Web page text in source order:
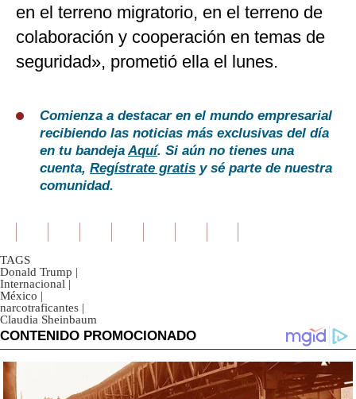
en el terreno migratorio, en el terreno de
colaboración y cooperación en temas de
seguridad», prometió ella el lunes.
Comienza a destacar en el mundo empresarial
recibiendo las noticias más exclusivas del día
en tu bandejaAquí. Si aún no tienes una
cuenta, Regístrate gratis y sé parte de nuestra
comunidad.
TAGS
Donald Trump |
Internacional |
México |
narcotraficantes |
Claudia Sheinbaum